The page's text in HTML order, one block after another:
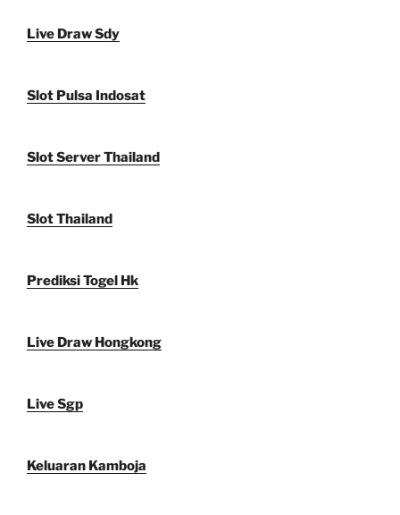
Live Draw Sdy
Slot Pulsa Indosat
Slot Server Thailand
Slot Thailand
Prediksi Togel Hk
Live Draw Hongkong
Live Sgp
Keluaran Kamboja